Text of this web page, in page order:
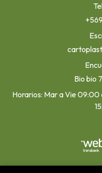
Bio bio
Horarios: Mar a Vie 09:00